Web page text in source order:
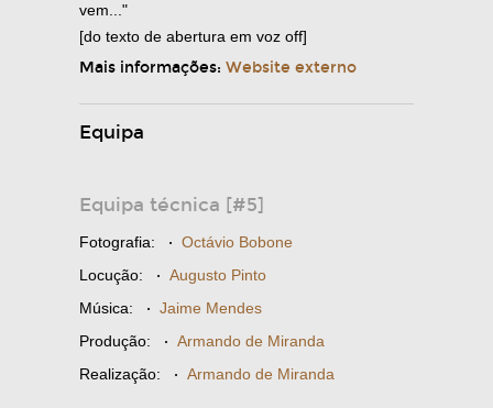
vem..."
[do texto de abertura em voz off]
Mais informações: Website externo
Equipa
Equipa técnica [#5]
Fotografia: · Octávio Bobone
Locução: · Augusto Pinto
Música: · Jaime Mendes
Produção: · Armando de Miranda
Realização: · Armando de Miranda